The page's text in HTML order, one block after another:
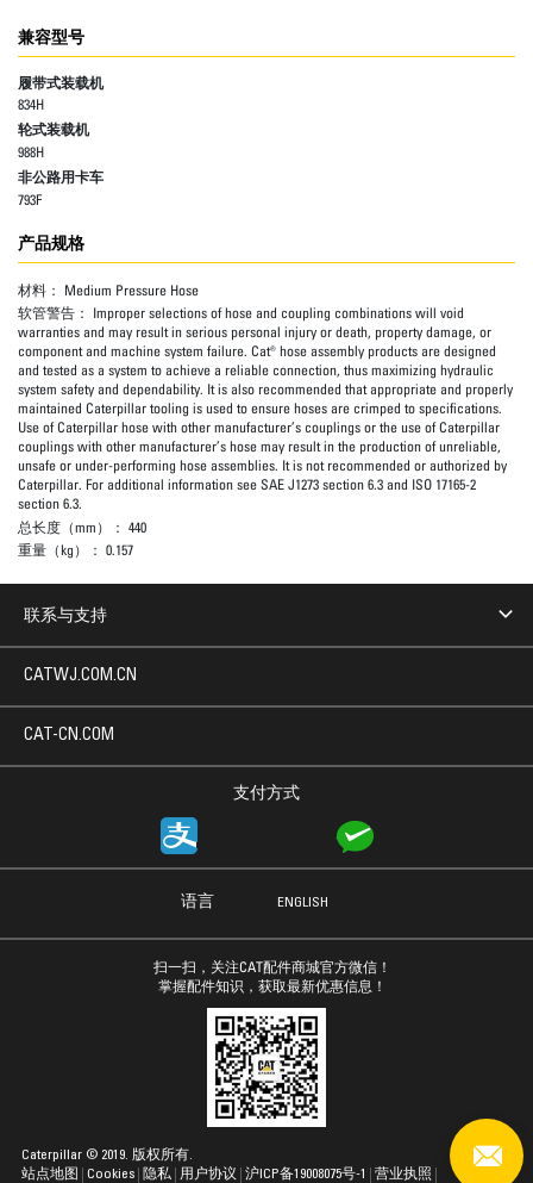
兼容型号
履带式装载机
834H
轮式装载机
988H
非公路用卡车
793F
产品规格
材料： Medium Pressure Hose
软管警告： Improper selections of hose and coupling combinations will void
warranties and may result in serious personal injury or death, property damage, or
component and machine system failure. Cat® hose assembly products are designed
and tested as a system to achieve a reliable connection, thus maximizing hydraulic
system safety and dependability. It is also recommended that appropriate and properly
maintained Caterpillar tooling is used to ensure hoses are crimped to specifications.
Use of Caterpillar hose with other manufacturer’s couplings or the use of Caterpillar
couplings with other manufacturer’s hose may result in the production of unreliable,
unsafe or under-performing hose assemblies. It is not recommended or authorized by
Caterpillar. For additional information see SAE J1273 section 6.3 and ISO 17165-2
section 6.3.
总长度（mm）： 440
重量（kg）： 0.157
联系与支持
支付方式
CATWJ.COM.CN
CAT-CN.COM
语言 ENGLISH
扫一扫，关注CAT配件商城官方微信！
掌握配件知识，获取最新优惠信息！
站点地图 Cookies 隐私 用户协议
Caterpillar © 2019. 版权所有.
沪ICP备19008075号-1
营业执照